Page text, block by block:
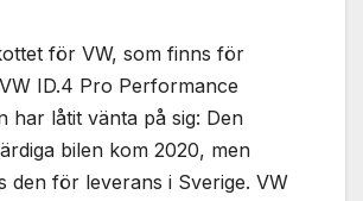
för VW, som finns för
ID.4 Pro Performance
har låtit vänta på sig: Den
bilen kom 2020, men
den för leverans i Sverige. VW